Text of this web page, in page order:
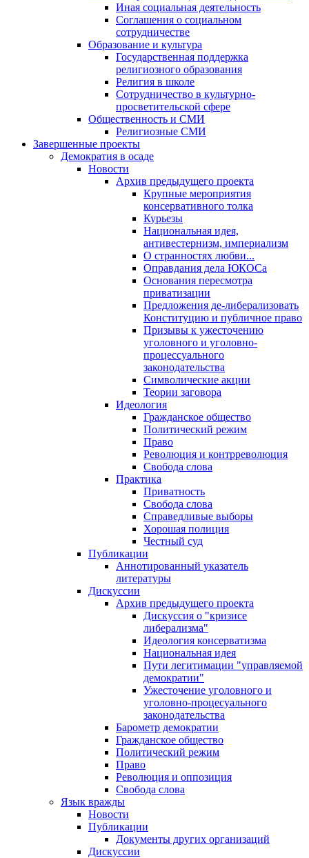
Иная социальная деятельность
Соглашения о социальном
сотрудничестве
Образование и культура
Государственная поддержка
религиозного образования
Религия в школе
Сотрудничество в культурно-
просветительской сфере
Общественность и СМИ
Религиозные СМИ
Завершенные проекты
Демократия в осаде
Новости
Архив предыдущего проекта
Крупные мероприятия
консервативного толка
Курьезы
Национальная идея,
антивестернизм, империализм
О странностях любви...
Оправдания дела ЮКОСа
Основания пересмотра
приватизации
Предложения де-либерализовать
Конституцию и публичное право
Призывы к ужесточению
уголовного и уголовно-
процессуального
законодательства
Символические акции
Теории заговора
Идеология
Гражданское общество
Политический режим
Право
Революция и контрреволюция
Свобода слова
Практика
Приватность
Свобода слова
Справедливые выборы
Хорошая полиция
Честный суд
Публикации
Аннотированный указатель
литературы
Дискуссии
Архив предыдущего проекта
Дискуссия о "кризисе
либерализма"
Идеология консерватизма
Национальная идея
Пути легитимации "управляемой
демократии"
Ужесточение уголовного и
уголовно-процесуального
законодательства
Барометр демократии
Гражданское общество
Политический режим
Право
Революция и оппозиция
Свобода слова
Язык вражды
Новости
Публикации
Документы других организаций
Дискуссии